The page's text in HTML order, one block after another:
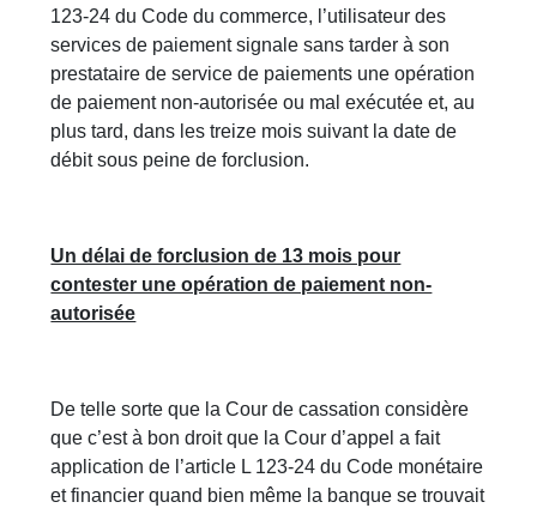
123-24 du Code du commerce, l’utilisateur des
services de paiement signale sans tarder à son
prestataire de service de paiements une opération
de paiement non-autorisée ou mal exécutée et, au
plus tard, dans les treize mois suivant la date de
débit sous peine de forclusion.
Un délai de forclusion de 13 mois pour
contester une opération de paiement non-
autorisée
De telle sorte que la Cour de cassation considère
que c’est à bon droit que la Cour d’appel a fait
application de l’article L 123-24 du Code monétaire
et financier quand bien même la banque se trouvait